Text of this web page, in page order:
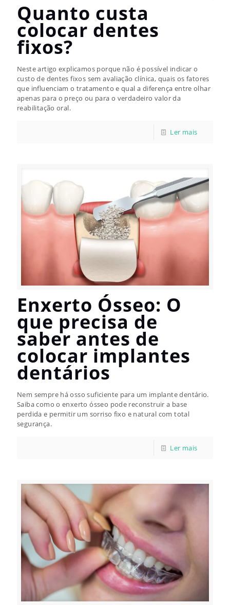
Quanto custa
colocar dentes
fixos?
Neste artigo explicamos porque não é possível indicar o
custo de dentes fixos sem avaliação clínica, quais os fatores
que influenciam o tratamento e qual a diferença entre olhar
apenas para o preço ou para o verdadeiro valor da
reabilitação oral.
Enxerto Ósseo: O
que precisa de
saber antes de
colocar implantes
dentários
Nem sempre há osso suficiente para um implante dentário.
Saiba como o enxerto ósseo pode reconstruir a base
perdida e permitir um sorriso fixo e natural com total
segurança.